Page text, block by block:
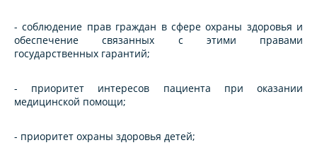
- соблюдение прав граждан в сфере охраны здоровья и
обеспечение связанных с этими правами
государственных гарантий;
- приоритет интересов пациента при оказании
медицинской помощи;
- приоритет охраны здоровья детей;